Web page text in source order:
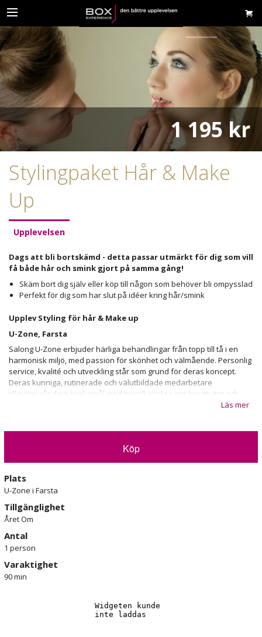
1 195 kr
Stylingpaket Hår & Make
Up
Upplevelsen
Dags att bli bortskämd - detta passar utmärkt för dig som vill
få både hår och smink gjort på samma gång!
Skäm bort dig själv eller köp till någon som behöver bli ompysslad
Perfekt för dig som har slut på idéer kring hår/smink
Upplev Styling för hår & Make up
U-Zone, Farsta
Salong U-Zone erbjuder härliga behandlingar från topp till tå i en
harmonisk miljö, med passion för skönhet och välmående. Personlig
service, kvalité och utveckling står som grund för deras koncept.
Deras kunniga, rutinerade och välutbildade medarbetare
tillmötesgår dina önskemål med trendkänsla samt kreativitet och
skräddarsyr en behandling som passar för just dig. De erbjuder ett
Läs mer
Köp
Plats
U-Zone i Farsta
Tillgänglighet
Året Om
Antal
1 person
Varaktighet
90 min